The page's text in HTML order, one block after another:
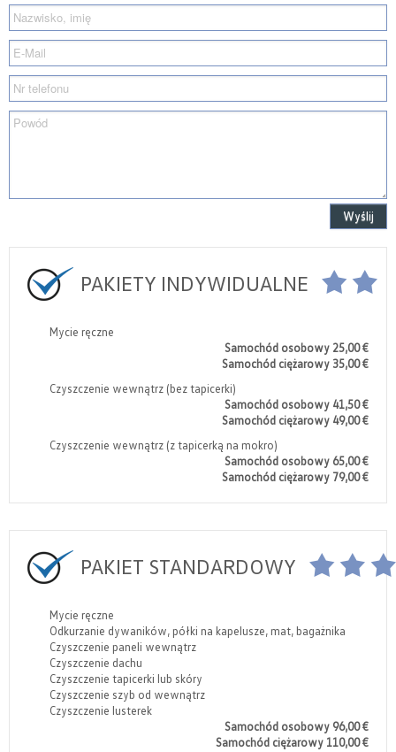
Wyślij
PAKIETY INDYWIDUALNE
Mycie ręczne
Samochód osobowy 25,00 €
Samochód ciężarowy 35,00 €
Czyszczenie wewnątrz (bez tapicerki)
Samochód osobowy 41,50 €
Samochód ciężarowy 49,00 €
Czyszczenie wewnątrz (z tapicerką na mokro)
Samochód osobowy 65,00 €
Samochód ciężarowy 79,00 €
PAKIET STANDARDOWY
Mycie ręczne
Odkurzanie dywaników, półki na kapelusze, mat, bagażnika
Czyszczenie paneli wewnątrz
Czyszczenie dachu
Czyszczenie tapicerki lub skóry
Czyszczenie szyb od wewnątrz
Czyszczenie lusterek
Samochód osobowy 96,00 €
Samochód ciężarowy 110,00 €